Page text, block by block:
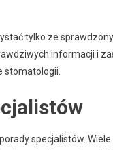
tylko ze
informacji i
stomatologii.
specjalistów.